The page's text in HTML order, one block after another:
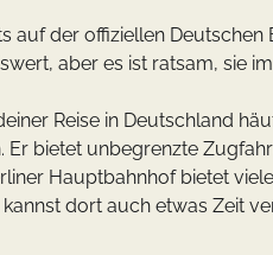
auf der offiziellen
aber es ist ratsam, sie
Reise in Deutschland
Er bietet unbegrenzte
Hauptbahnhof bietet
dort auch etwas Zeit